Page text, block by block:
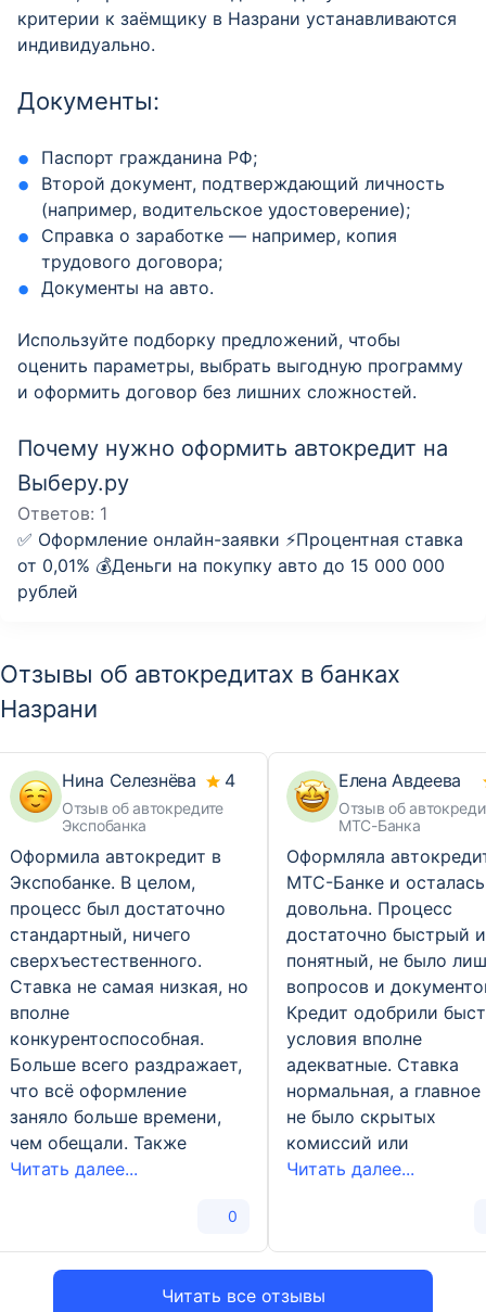
критерии к заёмщику в Назрани устанавливаются
индивидуально.
Документы:
Паспорт гражданина РФ;
Второй документ, подтверждающий личность
(например, водительское удостоверение);
Справка о заработке — например, копия
трудового договора;
Документы на авто.
Используйте подборку предложений, чтобы
оценить параметры, выбрать выгодную программу
и оформить договор без лишних сложностей.
Почему нужно оформить автокредит на
Выберу.ру
Ответов: 1
✅ Оформление онлайн-заявки ⚡️Процентная ставка
от 0,01% 💰Деньги на покупку авто до 15 000 000
рублей
Отзывы об автокредитах в банках
Назрани
Читать все отзывы
Нина Селезнёва
Отзыв об автокредите
Экспобанка
4
Оформила автокредит в
Экспобанке. В целом,
процесс был достаточно
стандартный, ничего
сверхъестественного.
Ставка не самая низкая, но
вполне
конкурентоспособная.
Больше всего раздражает,
что всё оформление
заняло больше времени,
чем обещали. Также
Читать далее...
0
Елена Авдеева
Отзыв об
МТС-Банка
Оформляла
МТС-Банке и осталась
довольна. Процесс
достаточно быстрый и
понятный, не было
вопросов и
Кредит одобрили
условия вполне
адекватные. Ставка
нормальная, а
не было скрытых
комиссий или
Читать далее...